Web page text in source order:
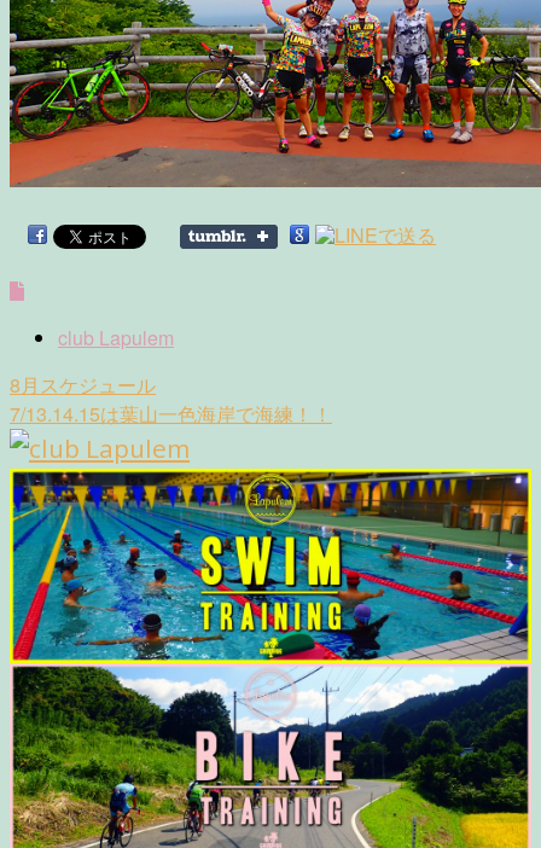
club Lapulem
Post
navigation
8月スケジュール
7/13.14.15は葉山一色海岸で海練！！